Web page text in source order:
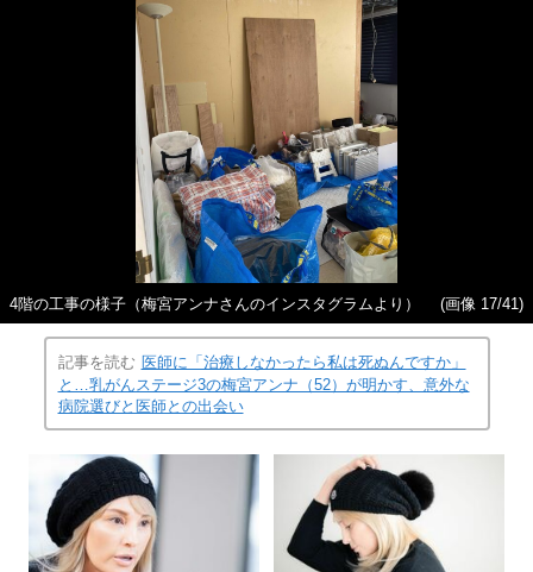
4階の工事の様子（梅宮アンナさんのインスタグラムより） (画像 17/41)
記事を読む 医師に「治療しなかったら私は死ぬんですか」
と…乳がんステージ3の梅宮アンナ（52）が明かす、意外な
病院選びと医師との出会い